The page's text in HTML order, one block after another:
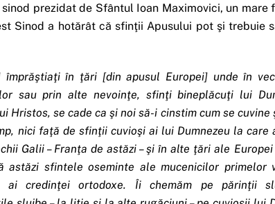
prezidat de Sfântul Ioan Maximovici, un
Sinod a hotărât că sfinţii Apusului pot şi trebuie
împrăştiaţi în ţări [din apusul Europei] unde în
sau prin alte nevoinţe, sfinţi bineplăcuţi lui
Hristos, se cade ca şi noi să-i cinstim cum se
nici faţă de sfinţii cuvioşi ai lui Dumnezeu la care
Galii – Franţa de astăzi – şi în alte ţări ale
astăzi sfintele oseminte ale mucenicilor
ai credinţei ortodoxe. Îi chemăm pe părinţii